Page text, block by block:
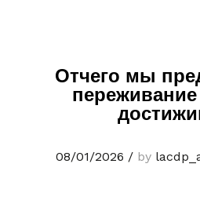
Отчего мы
08/01/2026 / by